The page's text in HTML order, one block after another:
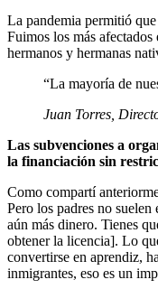
La pandemia permitió
Fuimos los más
hermanos y hermanas
“La mayoría de
Juan Torres,
Las subvenciones a
la financiación sin
Como compartí
Pero los padres no
aún más dinero. Tienes
obtener la licencia]. Lo
convertirse en aprendiz,
inmigrantes, eso es un